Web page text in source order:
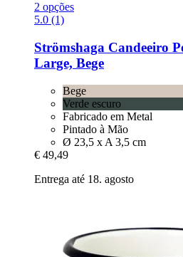
2 opções
5.0 (1)
Strömshaga Candeeiro
Large, Bege
Bege
Verde escuro
Fabricado em Metal
Pintado à Mão
Ø 23,5 x A 3,5 cm
€ 49,49
Entrega até 18. agosto